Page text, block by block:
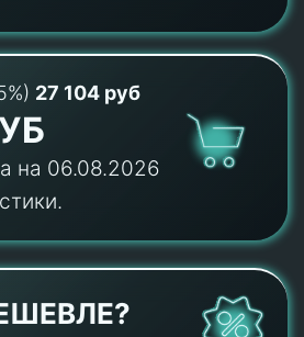
27 104 руб
на 06.08.2026